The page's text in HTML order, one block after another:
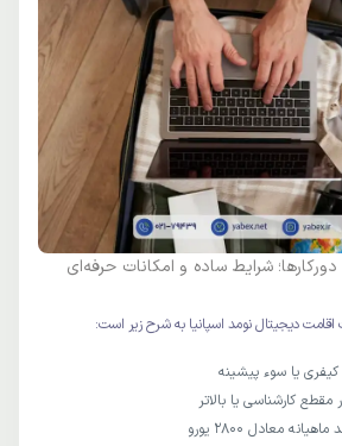
دورکارها؛ شرایط ساده و امکانات حرفه‌ای
دیجیتال نومد اسپانیا به شرح زیر است:
یا سوء پیشینه
کارشناسی یا بالاتر
معادل 2800 یورو